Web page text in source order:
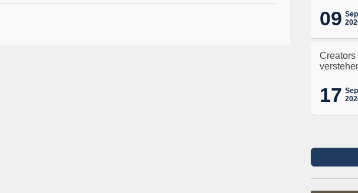
09
Creators
17